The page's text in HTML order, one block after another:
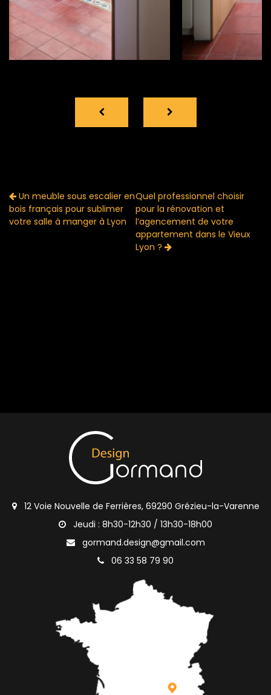
Un meuble sous escalier en
bois français pour sublimer
votre salle à manger à Lyon
Quel professionnel choisir
pour la rénovation et
l’agencement de votre
appartement dans le Vieux
Lyon ?
12 Voie Nouvelle de Ferrières, 69290 Grézieu-la-Varenne
Jeudi : 8h30-12h30 / 13h30-18h00
gormand.design@gmail.com
06 33 58 79 90